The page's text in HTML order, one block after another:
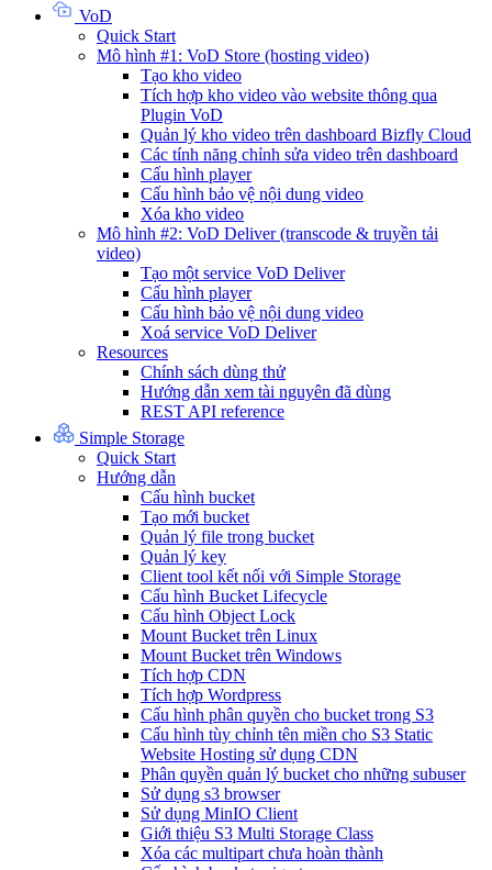
VoD
Quick Start
Mô hình #1: VoD Store (hosting video)
Tạo kho video
Tích hợp kho video vào website thông qua
Plugin VoD
Quản lý kho video trên dashboard Bizfly Cloud
Các tính năng chỉnh sửa video trên dashboard
Cấu hình player
Cấu hình bảo vệ nội dung video
Xóa kho video
Mô hình #2: VoD Deliver (transcode & truyền tải
video)
Tạo một service VoD Deliver
Cấu hình player
Cấu hình bảo vệ nội dung video
Xoá service VoD Deliver
Resources
Chính sách dùng thử
Hướng dẫn xem tài nguyên đã dùng
REST API reference
Simple Storage
Quick Start
Hướng dẫn
Cấu hình bucket
Tạo mới bucket
Quản lý file trong bucket
Quản lý key
Client tool kết nối với Simple Storage
Cấu hình Bucket Lifecycle
Cấu hình Object Lock
Mount Bucket trên Linux
Mount Bucket trên Windows
Tích hợp CDN
Tích hợp Wordpress
Cấu hình phân quyền cho bucket trong S3
Cấu hình tùy chỉnh tên miền cho S3 Static
Website Hosting sử dụng CDN
Phân quyền quản lý bucket cho những subuser
Sử dụng s3 browser
Sử dụng MinIO Client
Giới thiệu S3 Multi Storage Class
Xóa các multipart chưa hoàn thành